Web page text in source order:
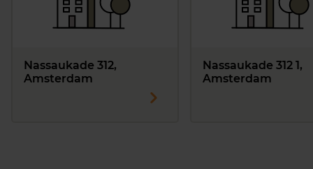
Nassaukade 312,
Amsterdam
Nassaukade 312 1,
Amsterdam